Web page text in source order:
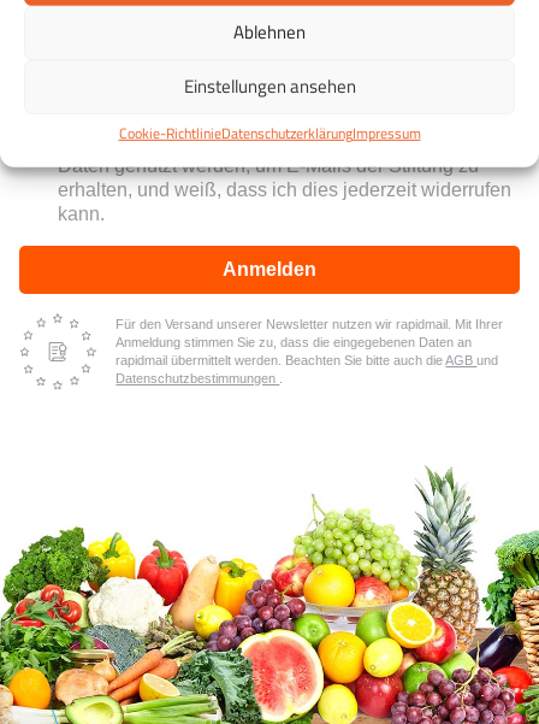
Ablehnen
Einstellungen ansehen
Cookie-RichtlinieDatenschutzerklärungImpressum
Ich stimme zu, dass meine personenbezogenen
Daten genutzt werden, um E-Mails der Stiftung zu
erhalten, und weiß, dass ich dies jederzeit widerrufen
kann.
Anmelden
Für den Versand unserer Newsletter nutzen wir rapidmail. Mit Ihrer
Anmeldung stimmen Sie zu, dass die eingegebenen Daten an
rapidmail übermittelt werden. Beachten Sie bitte auch dieAGBund
Datenschutzbestimmungen